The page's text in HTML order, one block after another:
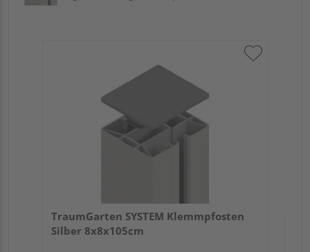
TraumGarten SYSTEM Klemmpfosten
Silber 8x8x105cm